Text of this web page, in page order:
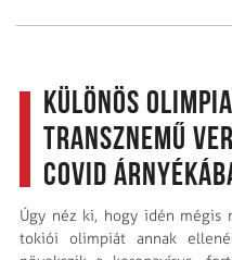
Különös
transznemű
Covid
Úgy néz ki, hogy idén mégis
tokiói olimpiát annak